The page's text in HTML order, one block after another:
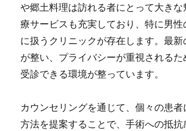
や郷土料理は訪れる者にとって大きな
療サービスも充実しており、特に男性
に扱うクリニックが存在します。最
が整い、プライバシーが重視されるた
受診できる環境が整っています。
カウンセリングを通じて、個々の患
方法を提案することで、手術への抵抗